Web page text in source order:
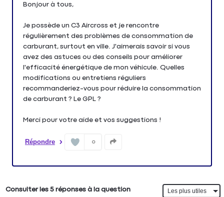
Bonjour à tous,
Je possède un C3 Aircross et je rencontre
régulièrement des problèmes de consommation de
carburant, surtout en ville. J'aimerais savoir si vous
avez des astuces ou des conseils pour améliorer
l'efficacité énergétique de mon véhicule. Quelles
modifications ou entretiens réguliers
recommanderiez-vous pour réduire la consommation
de carburant ? Le GPL ?
Merci pour votre aide et vos suggestions !
Répondre 0
Consulter les 5 réponses à la question